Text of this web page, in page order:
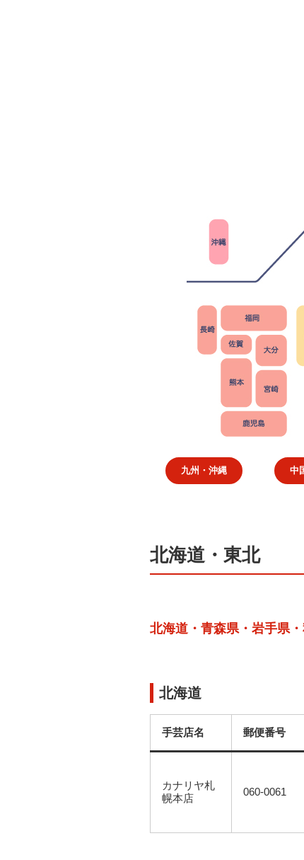
九州・沖縄 中
北海道・東北
北海道・青森県・岩手県
北海道
手芸店名 郵便番号
カナリヤ札
幌本店
060-0061